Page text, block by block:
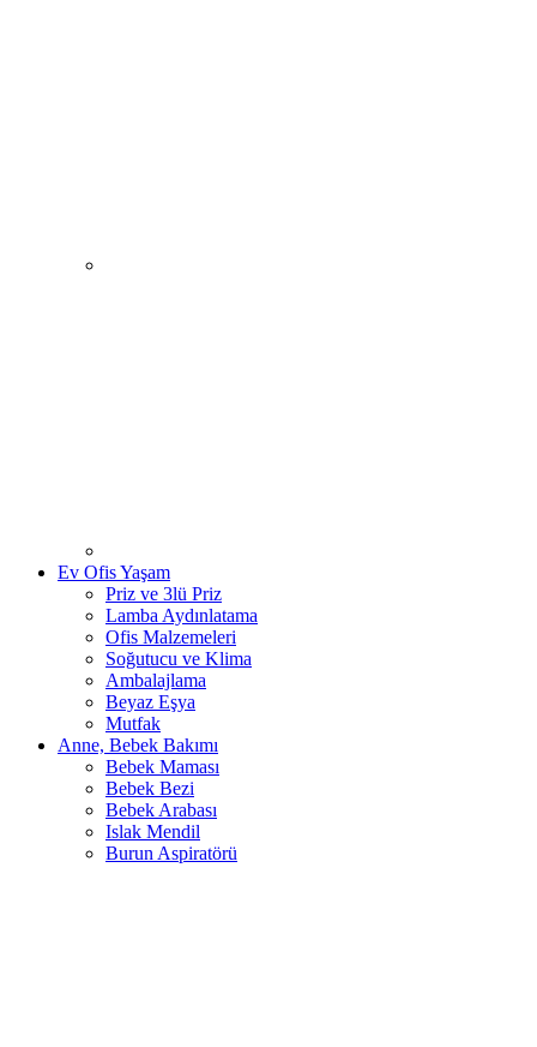
Ev Ofis Yaşam
Priz ve 3lü Priz
Lamba Aydınlatama
Ofis Malzemeleri
Soğutucu ve Klima
Ambalajlama
Beyaz Eşya
Mutfak
Anne, Bebek Bakımı
Bebek Maması
Bebek Bezi
Bebek Arabası
Islak Mendil
Burun Aspiratörü